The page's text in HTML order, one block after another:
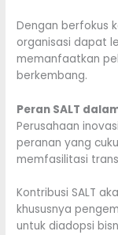
Dengan berfokus
organisasi dapat
memanfaatkan
berkembang.
Peran SALT
Perusahaan
peranan yang
memfasilitasi
Kontribusi SALT
khususnya
untuk diadopsi